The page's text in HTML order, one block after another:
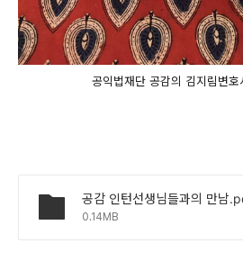
공익법재단 공감의 김지림변호
공감 인턴선생님들과의 만남
0.14MB